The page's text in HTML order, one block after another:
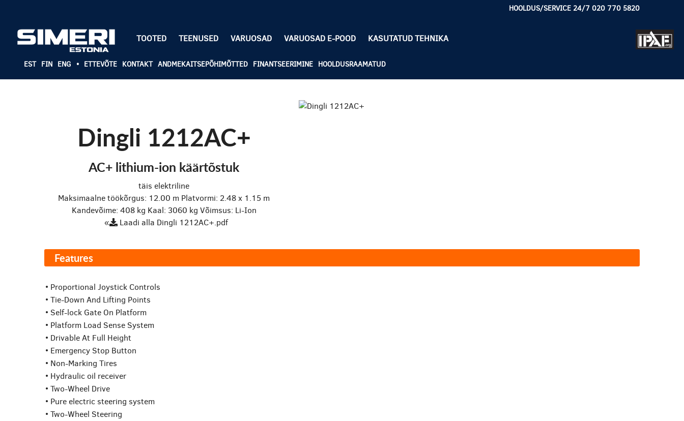
HOOLDUS/SERVICE 24/7 020 770 5820
TOOTED TEENUSED VARUOSAD VARUOSAD E-POOD KASUTATUD TEHNIKA
EST FIN ENG • ETTEVÕTE KONTAKT ANDMEKAITSEPÕHIMÕTTED FINANTSEERIMINE HOOLDUSRAAMATUD
Dingli 1212AC+
AC+ lithium-ion käärtõstuk
täis elektriline
Maksimaalne töökõrgus: 12.00 m Platvormi: 2.48 x 1.15 m
Kandevõime: 408 kg Kaal: 3060 kg Võimsus: Li-Ion
«
Laadi alla Dingli 1212AC+.pdf
Features
• Proportional Joystick Controls
• Tie-Down And Lifting Points
• Self-lock Gate On Platform
• Platform Load Sense System
• Drivable At Full Height
• Emergency Stop Button
• Non-Marking Tires
• Hydraulic oil receiver
• Two-Wheel Drive
• Pure electric steering system
• Two-Wheel Steering